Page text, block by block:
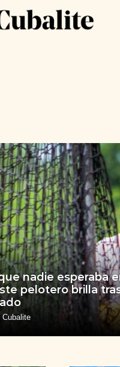
nadie esperaba
pelotero brilla
Cubalite